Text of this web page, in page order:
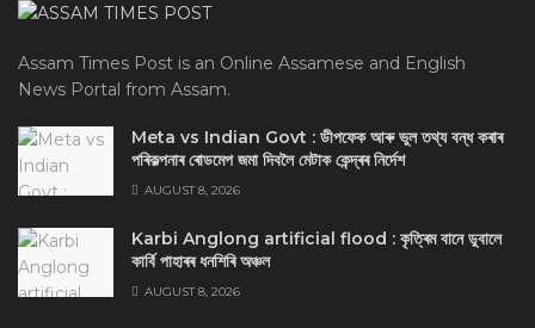
Assam Times Post is an Online Assamese and English
News Portal from Assam.
Meta vs Indian Govt : ডীপফেক আৰু ভুল তথ্য বন্ধ কৰাৰ
পৰিকল্পনাৰ ৰোডমেপ জমা দিবলৈ মেটাক কেন্দ্ৰৰ নিৰ্দেশ
AUGUST 8, 2026
Karbi Anglong artificial flood : কৃত্ৰিম বানে ডুবালে
কাৰ্বি পাহাৰৰ ধনশিৰি অঞ্চল
AUGUST 8, 2026